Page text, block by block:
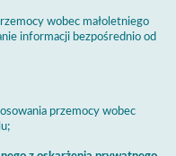
wobec małoletniego
informacji bezpośrednio od
przemocy wobec